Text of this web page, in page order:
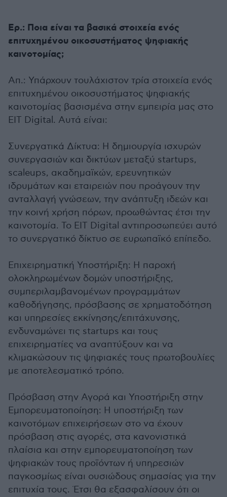
Ερ.: Ποια είναι τα βασικά στοιχεία ενός
επιτυχημένου οικοσυστήματος ψηφιακής
καινοτομίας;
Απ.: Υπάρχουν τουλάχιστον τρία στοιχεία ενός
επιτυχημένου οικοσυστήματος ψηφιακής
καινοτομίας βασισμένα στην εμπειρία μας στο
EIT Digital. Αυτά είναι:
Συνεργατικά Δίκτυα: Η δημιουργία ισχυρών
συνεργασιών και δικτύων μεταξύ startups,
scaleups, ακαδημαϊκών, ερευνητικών
ιδρυμάτων και εταιρειών που προάγουν την
ανταλλαγή γνώσεων, την ανάπτυξη ιδεών και
την κοινή χρήση πόρων, προωθώντας έτσι την
καινοτομία. Το EIT Digital αντιπροσωπεύει αυτό
το συνεργατικό δίκτυο σε ευρωπαϊκό επίπεδο.
Επιχειρηματική Υποστήριξη: Η παροχή
ολοκληρωμένων δομών υποστήριξης,
συμπεριλαμβανομένων προγραμμάτων
καθοδήγησης, πρόσβασης σε χρηματοδότηση
και υπηρεσίες εκκίνησης/επιτάχυνσης,
ενδυναμώνει τις startups και τους
επιχειρηματίες να αναπτύξουν και να
κλιμακώσουν τις ψηφιακές τους πρωτοβουλίες
με αποτελεσματικό τρόπο.
Πρόσβαση στην Αγορά και Υποστήριξη στην
Εμπορευματοποίηση: Η υποστήριξη των
καινοτόμων επιχειρήσεων στο να έχουν
πρόσβαση στις αγορές, στα κανονιστικά
πλαίσια και στην εμπορευματοποίηση των
ψηφιακών τους προϊόντων ή υπηρεσιών
παγκοσμίως είναι ουσιώδους σημασίας για την
επιτυχία τους. Έτσι θα εξασφαλίσουν ότι οι